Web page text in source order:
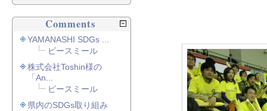
Comments
YAMANASHI SDGs ...
ピースミール
株式会社Toshin様の
「An...
ピースミール
県内のSDGs取り組み